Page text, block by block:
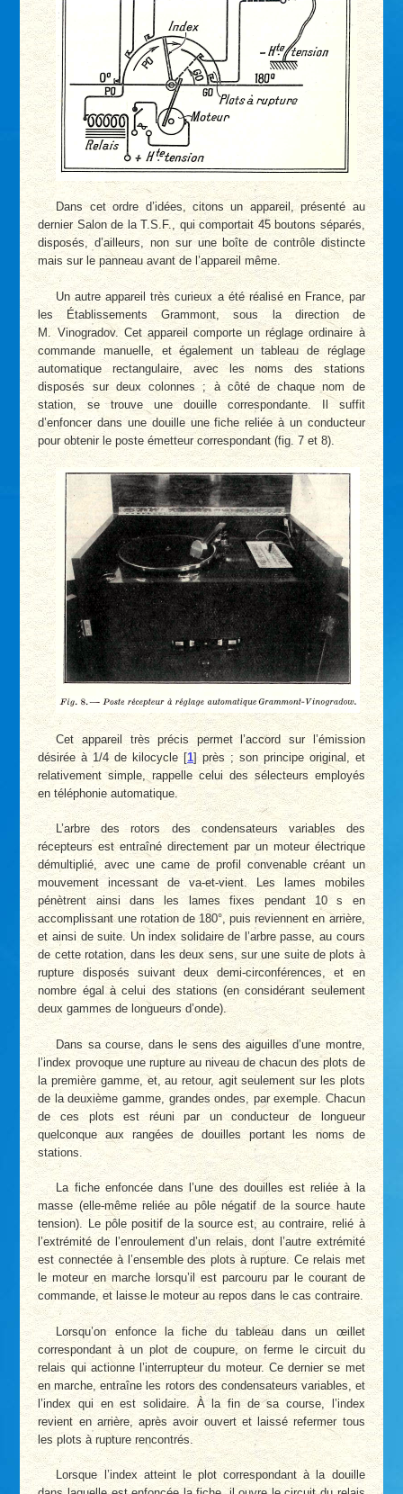
Dans cet ordre d’idées, citons un appareil, présenté au
dernier Salon de la T.S.F., qui comportait 45 boutons séparés,
disposés, d’ailleurs, non sur une boîte de contrôle distincte
mais sur le panneau avant de l’appareil même.
Un autre appareil très curieux a été réalisé en France, par
les Établissements Grammont, sous la direction de
M. Vinogradov. Cet appareil comporte un réglage ordinaire à
commande manuelle, et également un tableau de réglage
automatique rectangulaire, avec les noms des stations
disposés sur deux colonnes ; à côté de chaque nom de
station, se trouve une douille correspondante. Il suffit
d’enfoncer dans une douille une fiche reliée à un conducteur
pour obtenir le poste émetteur correspondant (fig. 7 et 8).
Cet appareil très précis permet l’accord sur l’émission
désirée à 1/4 de kilocycle [1]près ; son principe original, et
relativement simple, rappelle celui des sélecteurs employés
en téléphonie automatique.
L’arbre des rotors des condensateurs variables des
récepteurs est entraîné directement par un moteur électrique
démultiplié, avec une came de profil convenable créant un
mouvement incessant de va-et-vient. Les lames mobiles
pénètrent ainsi dans les lames fixes pendant 10 s en
accomplissant une rotation de 180°, puis reviennent en arrière,
et ainsi de suite. Un index solidaire de l’arbre passe, au cours
de cette rotation, dans les deux sens, sur une suite de plots à
rupture disposés suivant deux demi-circonférences, et en
nombre égal à celui des stations (en considérant seulement
deux gammes de longueurs d’onde).
Dans sa course, dans le sens des aiguilles d’une montre,
l’index provoque une rupture au niveau de chacun des plots de
la première gamme, et, au retour, agit seulement sur les plots
de la deuxième gamme, grandes ondes, par exemple. Chacun
de ces plots est réuni par un conducteur de longueur
quelconque aux rangées de douilles portant les noms de
stations.
La fiche enfoncée dans l’une des douilles est reliée à la
masse (elle-même reliée au pôle négatif de la source haute
tension). Le pôle positif de la source est, au contraire, relié à
l’extrémité de l’enroulement d’un relais, dont l’autre extrémité
est connectée à l’ensemble des plots à rupture. Ce relais met
le moteur en marche lorsqu’il est parcouru par le courant de
commande, et laisse le moteur au repos dans le cas contraire.
Lorsqu’on enfonce la fiche du tableau dans un œillet
correspondant à un plot de coupure, on ferme le circuit du
relais qui actionne l’interrupteur du moteur. Ce dernier se met
en marche, entraîne les rotors des condensateurs variables, et
l’index qui en est solidaire. À la fin de sa course, l’index
revient en arrière, après avoir ouvert et laissé refermer tous
les plots à rupture rencontrés.
Lorsque l’index atteint le plot correspondant à la douille